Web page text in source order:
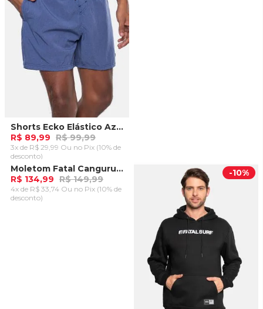
Shorts Ecko Elástico Azul Marinho
R$ 89,99 R$ 99,99
3x de R$ 29,99 Ou no Pix (10% de
desconto)
ADICIONAR AO
CARRINHO
-10%Moletom Fatal Canguru Fechado Off White
R$ 134,99 R$ 149,99
4x de R$ 33,74 Ou no Pix (10% de
desconto)
-10%